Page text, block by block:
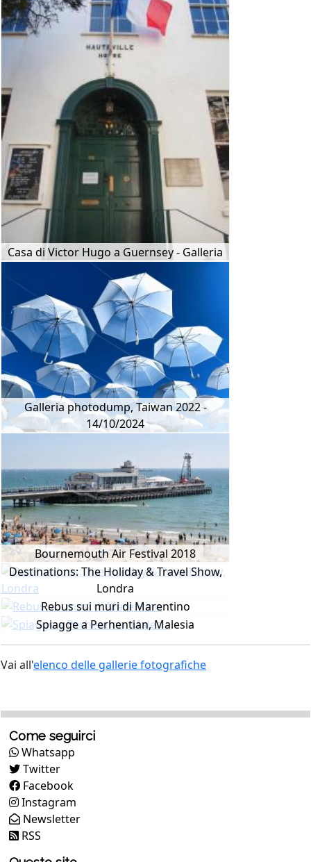
Casa di Victor Hugo a Guernsey - Galleria
Galleria photodump, Taiwan 2022 -
14/10/2024
Bournemouth Air Festival 2018
Destinations: The Holiday & Travel Show,
Londra
Rebus sui muri di Marentino
Spiagge a Perhentian, Malesia
Vai all'elenco delle gallerie fotografiche
Come seguirci
Whatsapp
Twitter
Facebook
Instagram
Newsletter
RSS